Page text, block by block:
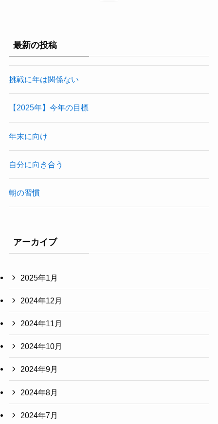
最新の投稿
挑戦に年は関係ない
【2025年】今年の目標
年末に向け
自分に向き合う
朝の習慣
アーカイブ
2025年1月
2024年12月
2024年11月
2024年10月
2024年9月
2024年8月
2024年7月